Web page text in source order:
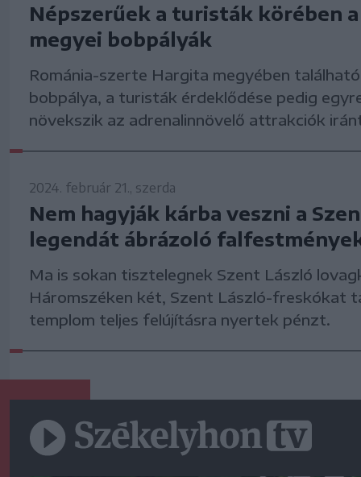
Népszerűek a turisták körében
megyei bobpályák
Románia-szerte Hargita megyében
bobpálya, a turisták érdeklődése pedig
növekszik az adrenalinnövelő attrakciók
2024. február 21., szerda
Nem hagyják kárba veszni a
legendát ábrázoló
Ma is sokan tisztelegnek Szent László
Háromszéken két, Szent László-freskókat
templom teljes felújításra nyertek pénzt.